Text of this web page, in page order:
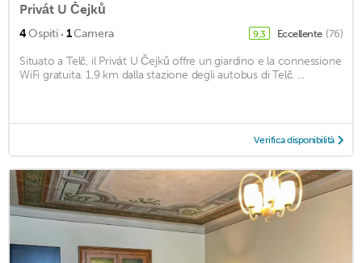
Privát U Čejků
4Ospiti · 1Camera 9,3 Eccellente (76)
Situato a Telč, il Privát U Čejků offre un giardino e la connessione
WiFi gratuita. 1,9 km dalla stazione degli autobus di Telč. ...
Verifica disponibilità